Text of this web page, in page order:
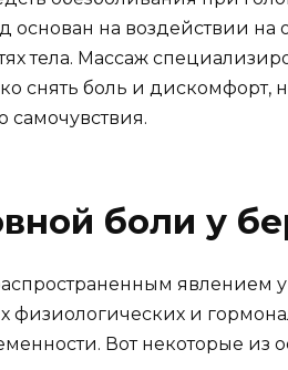
основан на воздействии
тела. Массаж
снять боль и дискомфорт,
боли у
явлением
физиологических и
Вот некоторые из